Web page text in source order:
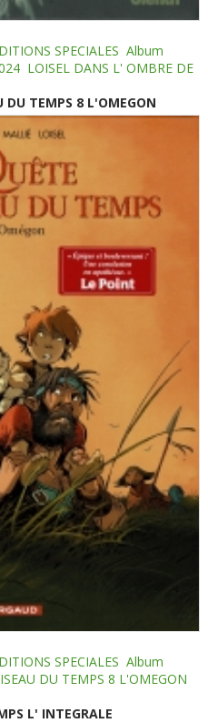
SPECIALES Album
LOISEL DANS L' OMBRE DE
DU TEMPS 8 L'OMEGON
SPECIALES Album
DU TEMPS 8 L'OMEGON
L' INTEGRALE